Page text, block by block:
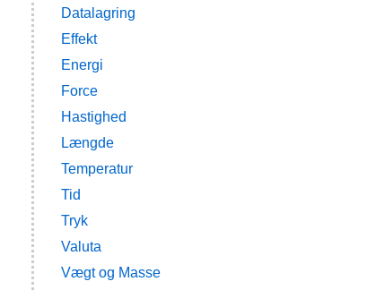
Datalagring
Effekt
Energi
Force
Hastighed
Længde
Temperatur
Tid
Tryk
Valuta
Vægt og Masse